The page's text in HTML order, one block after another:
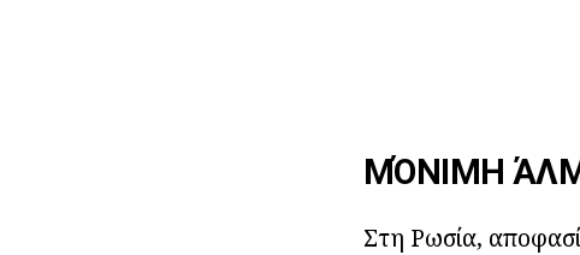
ΜΌΝΙΜΗ
Στη Ρωσία,